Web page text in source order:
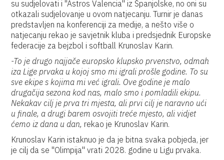
su sudjelovati i "Astros Valencia" iz Španjolske, no oni su
otkazali sudjelovanje u ovom natjecanju. Turnir je danas
predstavljen na konferenciji za medije, a nešto više o
natjecanju rekao je savjetnik kluba i predsjednik Europske
federacije za bejzbol i softball Krunoslav Karin.
-To je drugo najjače europsko klupsko prvenstvo, odmah
iza Lige prvaka u kojoj smo mi igrali prošle godine. To su
sve ekipe s kojima mi već igrali. Ove godine je malo
drugačija sezona kod nas, malo smo i pomladili ekipu.
Nekakav cilj je prva tri mjesta, ali prvi cilj je naravno ući
u finale, a drugi barem osvojiti treće mjesto, ali vidjet
ćemo iz dana u dan, rekao je Krunoslav Karin.
Krunoslav Karin istaknuo je da je bitna svaka pobjeda, jer
je cilj da se "Olimpija" vrati 2028. godine u Ligu prvaka.